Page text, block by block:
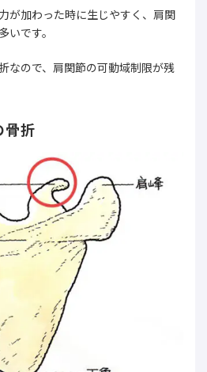
が加わった時に生じやすく、肩関
いです。
なので、肩関節の可動域制限が残
骨折